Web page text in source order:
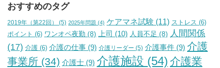
おすすめのタグ
2019年（第22回） (5) 2025年問題 (4) ケアマネ試験 (11) ストレス (6)
ポイント (6) ワンオペ夜勤 (8) 上司 (10) 人員不足 (8) 人間関係
(17) 介護 (6) 介護の仕事 (9) 介護リーダー (5) 介護事件 (9) 介護
事業所 (34) 介護士 (9) 介護施設 (54) 介護業